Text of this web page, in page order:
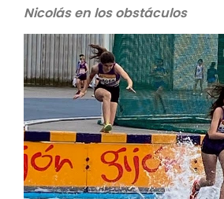
Nicolás en los obstáculos